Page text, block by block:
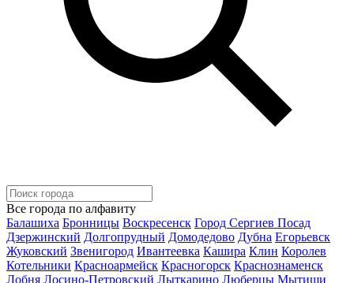
Все города по алфавиту
Балашиха Бронницы Воскресенск Город Сергиев Посад
Дзержинский Долгопрудный Домодедово Дубна Егорьевск
Жуковский Звенигород Ивантеевка Кашира Клин Королев
Котельники Красноармейск Красногорск Краснознаменск
Лобня Лосино-Петровский Лыткарино Люберцы Мытищи